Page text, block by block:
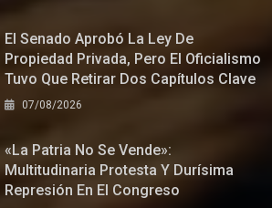
El Senado Aprobó La Ley De
Propiedad Privada, Pero El Oficialismo
Tuvo Que Retirar Dos Capítulos Clave
07/08/2026
«La Patria No Se Vende»:
Multitudinaria Protesta Y Durísima
Represión En El Congreso